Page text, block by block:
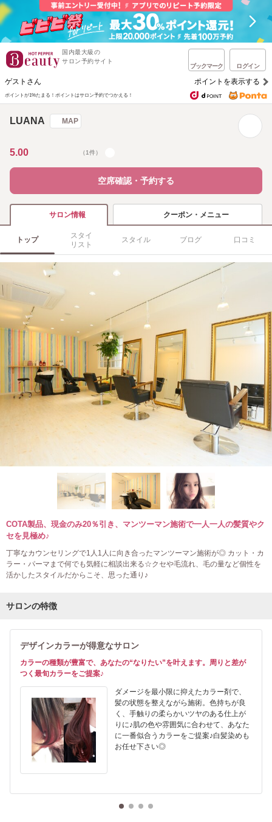
国内最大級の
サロン予約サイト
ブックマーク ログイン
ゲストさん ポイントを表示する
ポイントが1%たまる！ ポイントはサロン予約でつかえる！
LUANA MAP
5.00 （1件）
空席確認・予約する
サロン情報 クーポン・メニュー
トップ
スタイ
リスト
スタイル ブログ 口コミ
COTA製品、現金のみ20％引き、マンツーマン施術で一人一人の髪質やク
セを見極め♪
丁寧なカウンセリングで1人1人に向き合ったマンツーマン施術が◎ カット・カ
ラー・パーマまで何でも気軽に相談出来る☆クセや毛流れ、毛の量など個性を
活かしたスタイルだからこそ、思った通り♪
サロンの特徴
デザインカラーが得意なサロン
カラーの種類が豊富で、あなたの“なりたい”を叶えます。周りと差が
つく最旬カラーをご提案♪
ダメージを最小限に抑えたカラー剤で、
髪の状態を整えながら施術。色持ちが良
く、手触りの柔らかいツヤのある仕上が
りに♪肌の色や雰囲気に合わせて、あなた
に一番似合うカラーをご提案♪白髪染めも
お任せ下さい◎